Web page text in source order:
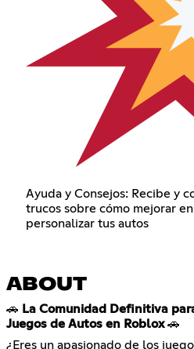
Ayuda y Consejos: Recibe y
trucos sobre cómo mejorar
personalizar tus autos
ABOUT
🚗 La Comunidad Definitiva
Juegos de Autos en Roblox🚗
¿Eres un apasionado de los